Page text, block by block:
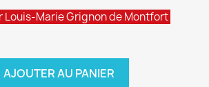
Louis-Marie Grignon de Montfort
AJOUTER AU PANIER